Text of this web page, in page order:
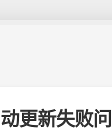
更新失败